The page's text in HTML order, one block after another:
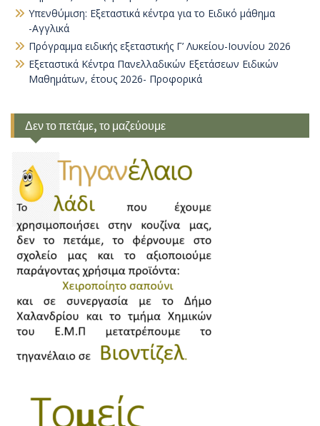
Υπενθύμιση: Εξεταστικά κέντρα για το Ειδικό μάθημα
-Αγγλικά
Πρόγραμμα ειδικής εξεταστικής Γ’ Λυκείου-Ιουνίου 2026
Εξεταστικά Κέντρα Πανελλαδικών Εξετάσεων Ειδικών
Μαθημάτων, έτους 2026- Προφορικά
Δεν το πετάμε, το μαζεύουμε